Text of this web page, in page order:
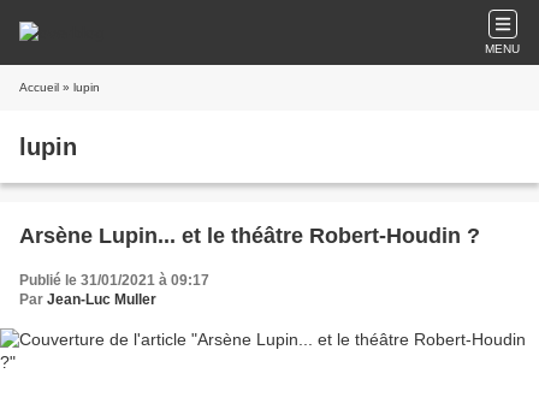
MENU
Accueil » lupin
lupin
Arsène Lupin... et le théâtre Robert-Houdin ?
Publié le 31/01/2021 à 09:17
Par Jean-Luc Muller